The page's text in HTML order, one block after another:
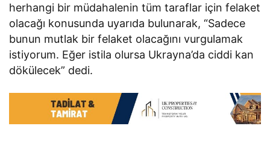
herhangi bir müdahalenin tüm taraflar için felaket
olacağı konusunda uyarıda bulunarak, “Sadece
bunun mutlak bir felaket olacağını vurgulamak
istiyorum. Eğer istila olursa Ukrayna’da ciddi kan
dökülecek” dedi.